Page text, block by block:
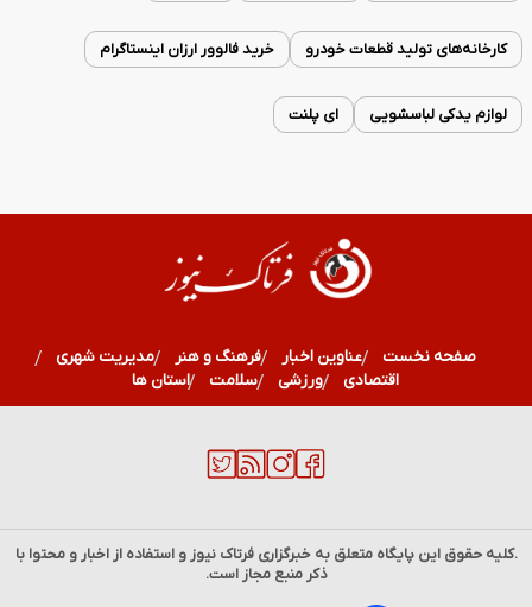
کارخانه‌های تولید قطعات خودرو خرید فالوور ارزان اینستاگرام
لوازم یدکی لباسشویی ای پلنت
صفحه نخست عناوین اخبار فرهنگ و هنر
مدیریت شهری
اقتصادی
ورزشی سلامت استان ها
.کلیه حقوق این پایگاه متعلق به خبرگزاریفرتاک نیوز و استفاده از اخبار و محتوا با
ذکر منبع مجاز است.